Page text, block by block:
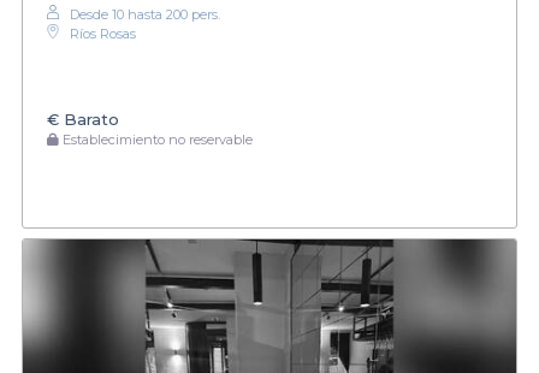
Desde 10 hasta 200 pers.
Ríos Rosas
€ Barato
Establecimiento no reservable